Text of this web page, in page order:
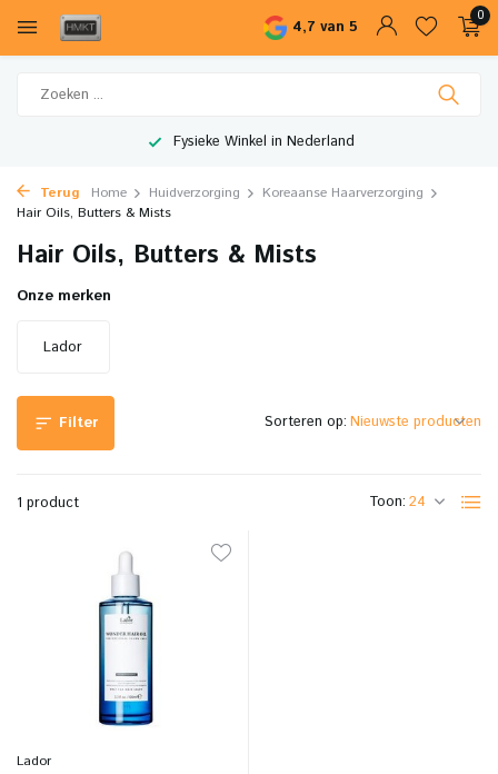
4,7 van 5
0
Fysieke Winkel in Nederland
Terug Home Huidverzorging
Koreaanse Haarverzorging
Hair Oils, Butters & Mists
Hair Oils, Butters & Mists
Onze merken
Lador
Filter
1 product Toon:
Sorteren op:
Lador